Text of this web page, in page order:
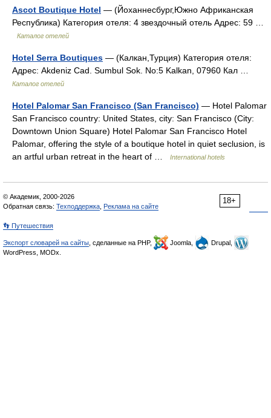
Ascot Boutique Hotel — (Йоханнесбург,Южно Африканская
Республика) Категория отеля: 4 звездочный отель Адрес: 59 …
Каталог отелей
Hotel Serra Boutiques — (Калкан,Турция) Категория отеля:
Адрес: Akdeniz Cad. Sumbul Sok. No:5 Kalkan, 07960 Кал …
Каталог отелей
Hotel Palomar San Francisco (San Francisco) — Hotel Palomar
San Francisco country: United States, city: San Francisco (City:
Downtown Union Square) Hotel Palomar San Francisco Hotel
Palomar, offering the style of a boutique hotel in quiet seclusion, is
an artful urban retreat in the heart of …
International hotels
18+
© Академик, 2000-2026
Обратная связь: Техподдержка Реклама на сайте
👣 Путешествия
Экспорт словарей на сайты , сделанные на PHP, Joomla,
Drupal,
WordPress, MODx.